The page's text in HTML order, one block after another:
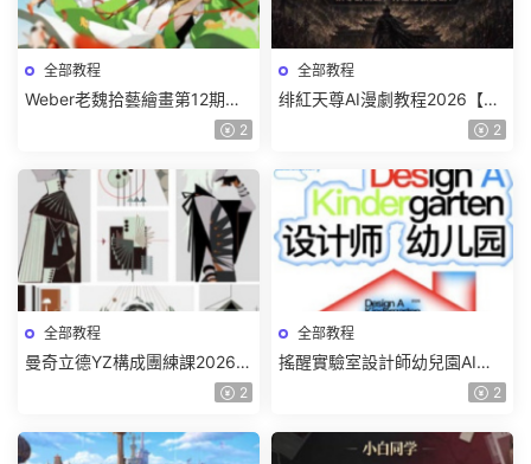
全部教程
Weber老魏拾藝繪畫第12期角
色特訓班【畫質不錯隻有視
2
全部教程
绯紅天尊AI漫劇教程2026【畫
2
全部教程
曼奇立德YZ構成團練課2026年
8月已結課【畫質高清有課件】
2
全部教程
搖醒實驗室設計師幼兒園AI軟
件基礎課2025【畫質不錯有素
2